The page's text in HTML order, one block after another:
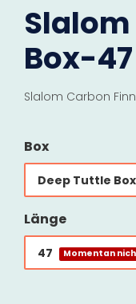
Box-47
Slalom Carbon
Box
Deep Tuttle Box
Länge
47 Momentan